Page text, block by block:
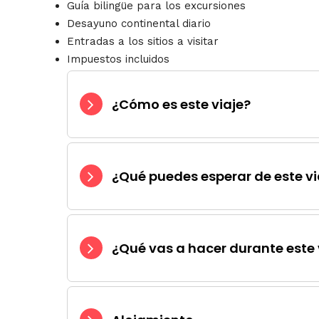
Guía bilingüe para los excursiones
Desayuno continental diario
Entradas a los sitios a visitar
Impuestos incluidos
¿Cómo es este viaje?
¿Qué puedes esperar de este
¿Qué vas a hacer durante este